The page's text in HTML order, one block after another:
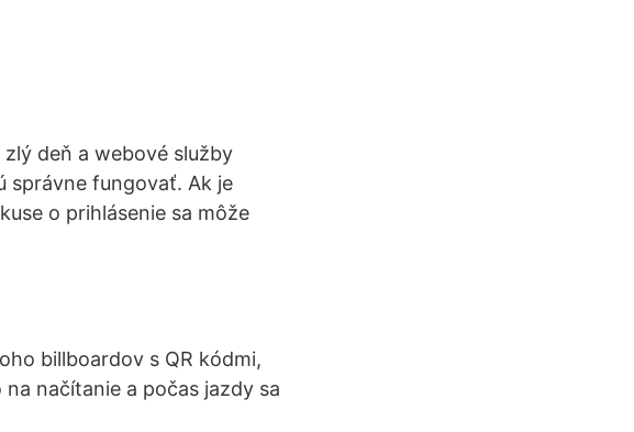
deň a webové služby
správne fungovať. Ak je
o prihlásenie sa môže
billboardov s QR kódmi,
načítanie a počas jazdy sa